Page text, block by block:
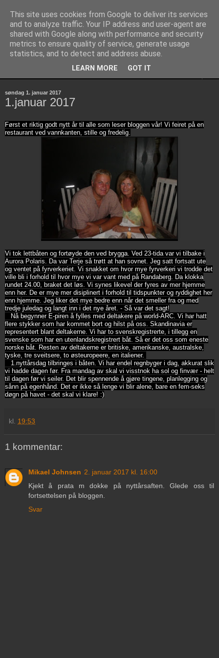
Aurora Polaris
Discovery 55
søndag 1. januar 2017
1.januar 2017
Først et riktig godt nytt år til alle som leser bloggen vår! Vi feiret på en
restaurant ved vannkanten, stille og fredelig.
Vi tok lettbåten og fortøyde den ved brygga. Ved 23-tida var vi tilbake i
Aurora Polaris. Da var Terje så trøtt at han sovnet. Jeg satt fortsatt ute
og ventet på fyrverkeriet. Vi snakket om hvor mye fyrverkeri vi trodde det
ville bli i forhold til hvor mye vi var vant med på Randaberg. Da klokka
rundet 24.00, braket det løs. Vi synes likevel der fyres av mer hjemme
enn her. De er mye mer disiplinert i forhold til tidspunkter og ryddighet her
enn hjemme. Jeg liker det mye bedre enn når det smeller fra og med
tredje juledag og langt inn i det nye året. - Så var det sagt!
Nå begynner E-piren å fylles med deltakere på world-ARC. Vi har hatt
flere stykker som har kommet bort og hilst på oss. Skandinavia er
representert blant deltakerne. Vi har to svenskregistrerte, i tillegg en
svenske som har en utenlandskregistrert båt. Så er det oss som eneste
norske båt. Resten av deltakerne er britiske, amerikanske, australske,
tyske, tre sveitsere, to østeuropeere, en italiener.
1.nyttårsdag tilbringes i båten. Vi har endel regnbyger i dag, akkurat slik
vi hadde dagen før. Fra mandag av skal vi visstnok ha sol og finvær - helt
til dagen før vi seiler. Det blir spennende å gjøre tingene, planlegging og
sånn på egenhånd. Det er ikke så lenge vi blir alene, bare en fem-seks
døgn på havet - det skal vi klare! :)
kl. 19:53
1 kommentar:
Mikael Johnsen 2. januar 2017 kl. 16:00
Kjekt å prata m dokke på nyttårsaften. Glede oss til
fortsettelsen på bloggen.
Svar
This site uses cookies from Google to deliver its services
and to analyze traffic. Your IP address and user-agent are
shared with Google along with performance and security
metrics to ensure quality of service, generate usage
statistics, and to detect and address abuse.
LEARN MORE GOT IT